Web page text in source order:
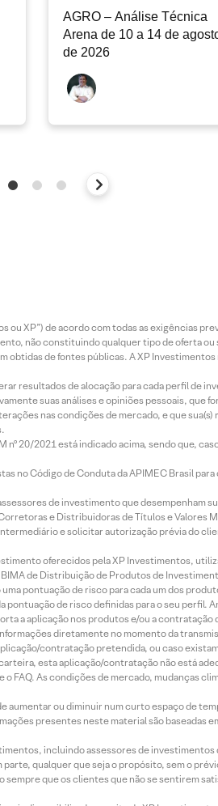
AGRO – Análise Técnica
Arena de 10 a 14 de
de 2026
XP”) de acordo com todas as exigências
não constituindo qualquer tipo de oferta
de fontes públicas. A XP
resultados de alocação para cada perfil de
suas análises e opiniões pessoais, que
nas condições de mercado, e que
20/2021 está indicado acima, sendo que,
no Código de Conduta da APIMEC Brasil
de investimento que desempenham
e Distribuidoras de Títulos e Valores
e solicitar autorização prévia do
oferecidos pela XP Investimentos,
de Distribuição de Produtos de
pontuação de risco para cada um dos
de risco definidas para o seu perfil.
a aplicação nos produtos e/ou a contratação
diretamente no momento da
contratação pretendida, ou caso
esta aplicação/contratação não está
As condições de mercado, mudanças
ou diminuir num curto espaço de
presentes neste material são baseadas
incluindo assessores de investimentos
qualquer que seja o propósito, sem o
que os clientes que não se sentirem